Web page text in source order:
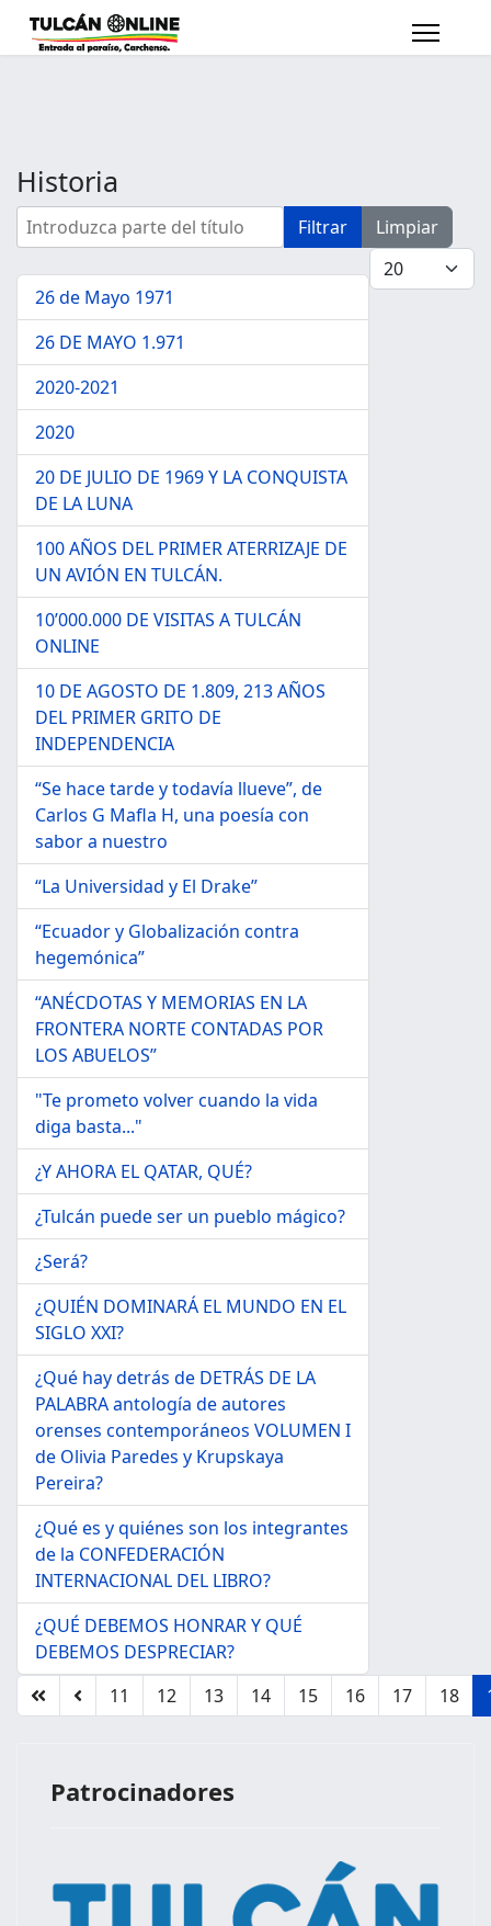
Historia
Introduzca parte del título Filtrar
Limpiar
Cantidad a
26 de Mayo 1971
26 DE MAYO 1.971
2020-2021
2020
20 DE JULIO DE 1969 Y LA CONQUISTA
DE LA LUNA
100 AÑOS DEL PRIMER ATERRIZAJE DE
UN AVIÓN EN TULCÁN.
10’000.000 DE VISITAS A TULCÁN
ONLINE
10 DE AGOSTO DE 1.809, 213 AÑOS
DEL PRIMER GRITO DE
INDEPENDENCIA
“Se hace tarde y todavía llueve”, de
Carlos G Mafla H, una poesía con
sabor a nuestro
“La Universidad y El Drake”
“Ecuador y Globalización contra
hegemónica”
“ANÉCDOTAS Y MEMORIAS EN LA
FRONTERA NORTE CONTADAS POR
LOS ABUELOS”
"Te prometo volver cuando la vida
diga basta..."
¿Y AHORA EL QATAR, QUÉ?
¿Tulcán puede ser un pueblo mágico?
¿Será?
¿QUIÉN DOMINARÁ EL MUNDO EN EL
SIGLO XXI?
¿Qué hay detrás de DETRÁS DE LA
PALABRA antología de autores
orenses contemporáneos VOLUMEN I
de Olivia Paredes y Krupskaya
Pereira?
¿Qué es y quiénes son los integrantes
de la CONFEDERACIÓN
INTERNACIONAL DEL LIBRO?
¿QUÉ DEBEMOS HONRAR Y QUÉ
DEBEMOS DESPRECIAR?
Página 19 de 20
11 12 13 14 15 16 17 18
Patrocinadores